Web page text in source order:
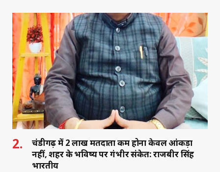
at
s
A
p
p
c
e
b
o
o
k
k
e
dI
n
ai
l
ar
e
चंडीगढ़ में 2 लाख मतदाता कम होना केवल आंकड़ा
नहीं, शहर के भविष्य पर गंभीर संकेत: राजबीर सिंह
भारतीय